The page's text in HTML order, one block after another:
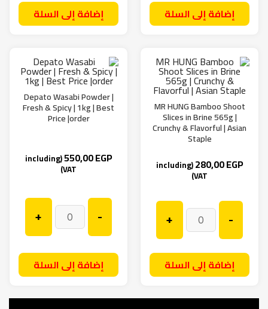
إضافة إلى السلة إضافة إلى السلة
MR HUNG Bamboo Shoot
Slices in Brine 565g |
Crunchy & Flavorful | Asian
Staple
280,00EGP
(including
VAT)
-
+
إضافة إلى السلة
Depato Wasabi Powder |
Fresh & Spicy | 1kg | Best
Price |order
550,00EGP
(including
VAT)
-
+
إضافة إلى السلة